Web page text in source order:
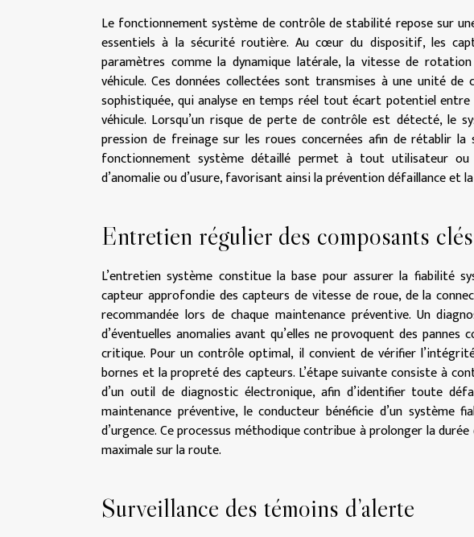
Le fonctionnement système de contrôle de stabilité repose sur
essentiels à la sécurité routière. Au cœur du dispositif, les
paramètres comme la dynamique latérale, la vitesse de
véhicule. Ces données collectées sont transmises à une unité de
sophistiquée, qui analyse en temps réel tout écart potentiel
véhicule. Lorsqu’un risque de perte de contrôle est détecté, le
pression de freinage sur les roues concernées afin de rétablir
fonctionnement système détaillé permet à tout utilisateur ou
d’anomalie ou d’usure, favorisant ainsi la prévention défaillance et
Entretien régulier des composants clés
L’entretien système constitue la base pour assurer la fiabilité
capteur approfondie des capteurs de vitesse de roue, de la
recommandée lors de chaque maintenance préventive. Un
d’éventuelles anomalies avant qu’elles ne provoquent des
critique. Pour un contrôle optimal, il convient de vérifier
bornes et la propreté des capteurs. L’étape suivante consiste à
d’un outil de diagnostic électronique, afin d’identifier toute
maintenance préventive, le conducteur bénéficie d’un
d’urgence. Ce processus méthodique contribue à prolonger la
maximale sur la route.
Surveillance des témoins d’alerte